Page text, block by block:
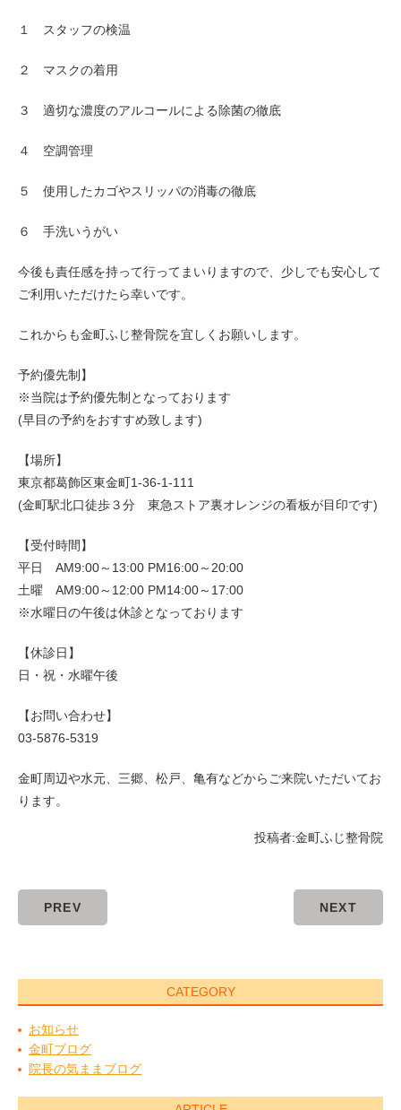
１ スタッフの検温
２ マスクの着用
３ 適切な濃度のアルコールによる除菌の徹底
４ 空調管理
５ 使用したカゴやスリッパの消毒の徹底
６ 手洗いうがい
今後も責任感を持って行ってまいりますので、少しでも安心して
ご利用いただけたら幸いです。
これからも金町ふじ整骨院を宜しくお願いします。
予約優先制】
※当院は予約優先制となっております
(早目の予約をおすすめ致します)
【場所】
東京都葛飾区東金町1-36-1-111
(金町駅北口徒歩３分 東急ストア裏オレンジの看板が目印です)
【受付時間】
平日 AM9:00～13:00 PM16:00～20:00
土曜 AM9:00～12:00 PM14:00～17:00
※水曜日の午後は休診となっております
【休診日】
日・祝・水曜午後
【お問い合わせ】
03-5876-5319
金町周辺や水元、三郷、松戸、亀有などからご来院いただいてお
ります。
投稿者:金町ふじ整骨院
PREV NEXT
CATEGORY
お知らせ
金町ブログ
院長の気ままブログ